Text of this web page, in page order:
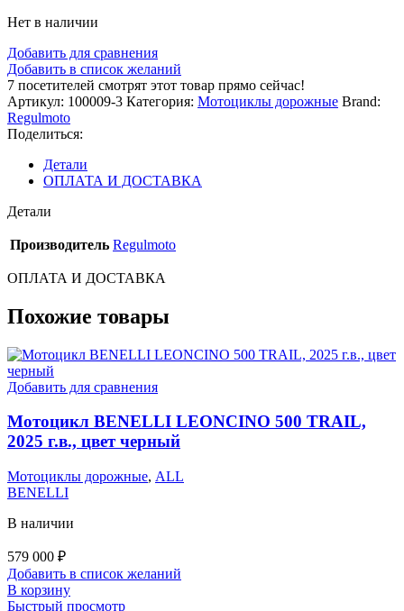
Нет в наличии
Добавить для сравнения
Добавить в список желаний
7 посетителей смотрят этот товар прямо сейчас!
Артикул: 100009-3 Категория: Мотоциклы дорожные Brand:
Regulmoto
Поделиться:
Детали
ОПЛАТА И ДОСТАВКА
Детали
Производитель Regulmoto
ОПЛАТА И ДОСТАВКА
Похожие товары
Добавить для сравнения
Мотоцикл BENELLI LEONCINO 500 TRAIL,
2025 г.в., цвет черный
Мотоциклы дорожные, ALL
BENELLI
В наличии
579 000 ₽
Добавить в список желаний
В корзину
Быстрый просмотр